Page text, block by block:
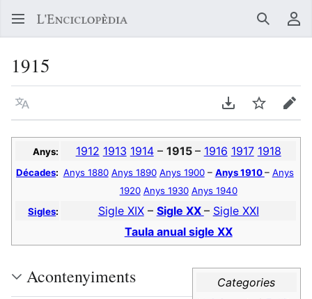
Buscar
1915
Llegir en un atre idioma Descarregar en
Vigilar
Anys: 1912 1913 1914– 1915 – 1916 1917 1918
Décades: Anys 1880 Anys 1890 Anys 1900– Anys 1910– Anys
1920 Anys 1930 Anys 1940
Sigles: Sigle XIX– Sigle XX – Sigle XXI
Taula anual sigle XX
Categories
Acontenyiments